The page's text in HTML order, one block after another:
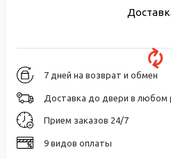
7 дней на возврат и обмен
Доставка до двери в любом
Прием заказов 24/7
9 видов оплаты